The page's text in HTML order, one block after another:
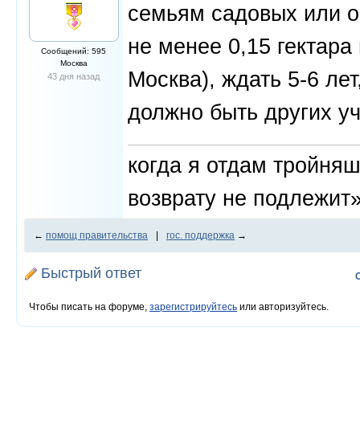
Сообщений: 595
Москва
43 дня назад
семьям садовых или
не менее 0,15
Москва), ждать 5-6
должно быть других
когда я отдам
возврату не
← помощ правительства гос. поддержка →
Быстрый ответ
Чтобы писать на форуме, зарегистрируйтесь или авторизуйтесь.